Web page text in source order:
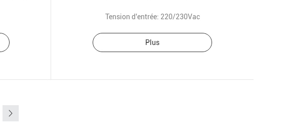
Tension d'entrée: 220/230Vac
Plus